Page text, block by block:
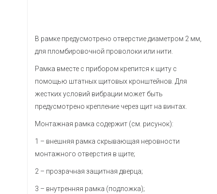
В рамке предусмотрено отверстие диаметром 2 мм,
для пломбировочной проволоки или нити.
Рамка вместе с прибором крепится к щиту с
помощью штатных щитовых кронштейнов. Для
жестких условий вибрации может быть
предусмотрено крепление через щит на винтах.
Монтажная рамка содержит (см. рисунок):
1 – внешняя рамка скрывающая неровности
монтажного отверстия в щите;
2 – прозрачная защитная дверца;
3 – внутренняя рамка (подложка);